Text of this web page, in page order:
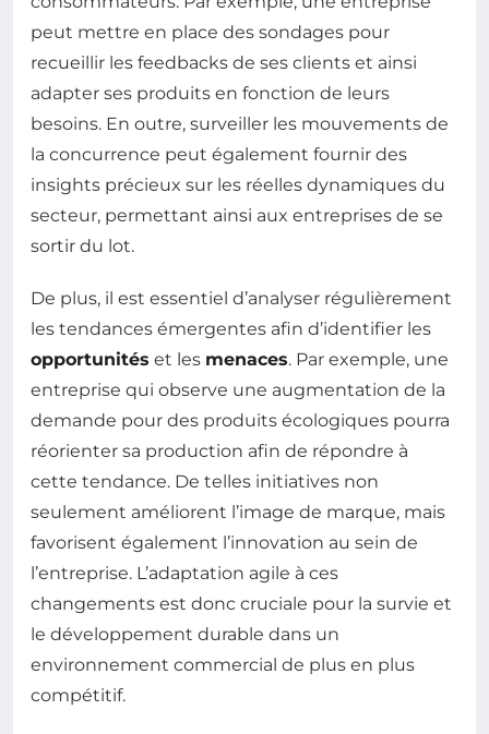
peut mettre en place des sondages pour
recueillir les feedbacks de ses clients et ainsi
adapter ses produits en fonction de leurs
besoins. En outre, surveiller les mouvements de
la concurrence peut également fournir des
insights précieux sur les réelles dynamiques du
secteur, permettant ainsi aux entreprises de se
sortir du lot.
De plus, il est essentiel d’analyser régulièrement
les tendances émergentes afin d’identifier les
opportunités et les menaces. Par exemple, une
entreprise qui observe une augmentation de la
demande pour des produits écologiques pourra
réorienter sa production afin de répondre à
cette tendance. De telles initiatives non
seulement améliorent l’image de marque, mais
favorisent également l’innovation au sein de
l’entreprise. L’adaptation agile à ces
changements est donc cruciale pour la survie et
le développement durable dans un
environnement commercial de plus en plus
compétitif.